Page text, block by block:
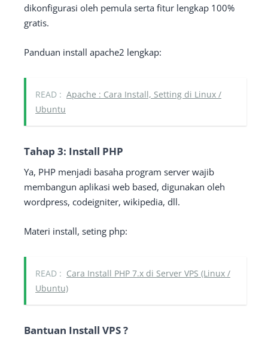
dikonfigurasi oleh pemula serta fitur lengkap 100%
gratis.
Panduan install apache2 lengkap:
READ : Apache : Cara Install, Setting di Linux /
Ubuntu
Tahap 3: Install PHP
Ya, PHP menjadi basaha program server wajib
membangun aplikasi web based, digunakan oleh
wordpress, codeigniter, wikipedia, dll.
Materi install, seting php:
READ : Cara Install PHP 7.x di Server VPS (Linux /
Ubuntu)
Bantuan Install VPS ?